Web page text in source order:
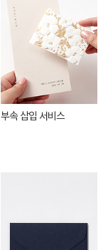
부속 삽입 서비스